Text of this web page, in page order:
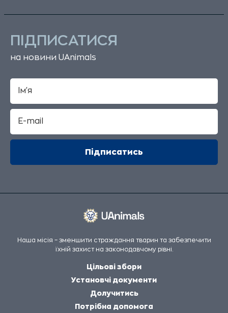
ПІДПИСАТИСЯ
на новини UAnimals
Наша місія – зменшити страждання тварин та забезпечити
їхній захист на законодавчому рівні.
Цільові збори
Установчі документи
Долучитись
Потрібна допомога